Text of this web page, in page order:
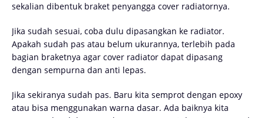
sekalian dibentuk braket penyangga cover radiatornya.
Jika sudah sesuai, coba dulu dipasangkan ke radiator.
Apakah sudah pas atau belum ukurannya, terlebih pada
bagian braketnya agar cover radiator dapat dipasang
dengan sempurna dan anti lepas.
Jika sekiranya sudah pas. Baru kita semprot dengan epoxy
atau bisa menggunakan warna dasar. Ada baiknya kita